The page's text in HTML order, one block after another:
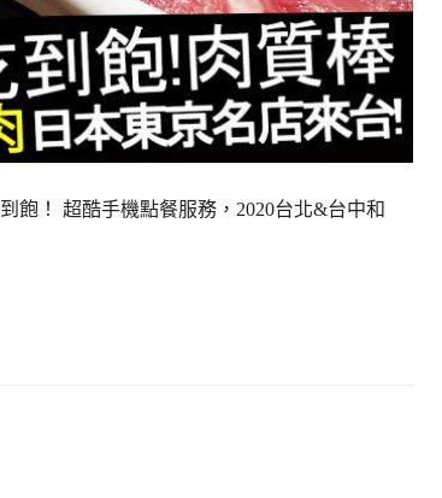
飽！ 超酷手機點餐服務，2020台北&台中和